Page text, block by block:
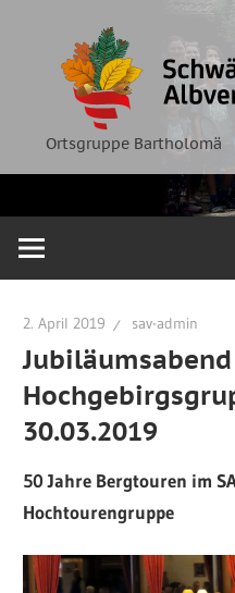
springen
Ortsgruppe Bartholomä
Ortsgruppe
Bartholomä
2. April 2019 sav-admin
30.03.2019
50 Jahre Bergtouren im
Hochtourengruppe